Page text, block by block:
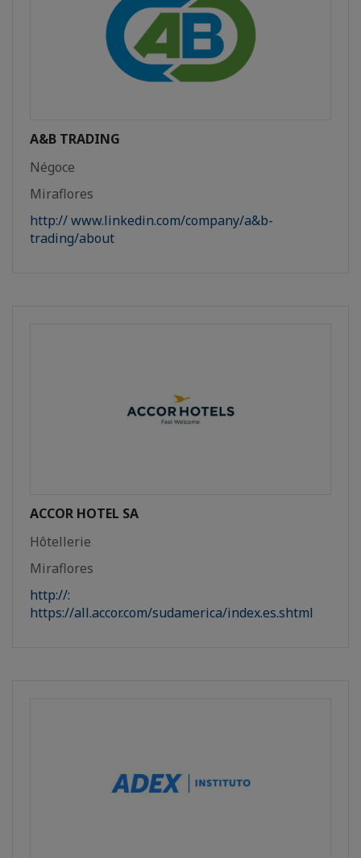
A&B TRADING
Négoce
Miraflores
http:// www.linkedin.com/company/a&b-
trading/about
ACCOR HOTEL SA
Hôtellerie
Miraflores
http://:
https://all.accor.com/sudamerica/index.es.shtml